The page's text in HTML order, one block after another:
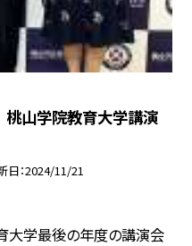
山学院教育大学講演
日 2024/11/21
大学最後の年度の講演会